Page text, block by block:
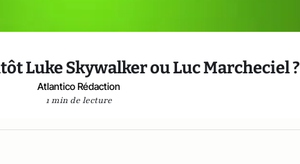
Luke Skywalker ou Luc Marcheciel ?
Atlantico Rédaction
1 min de lecture